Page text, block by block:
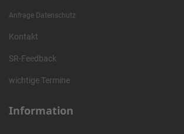
Anfrage Datenschutz
Kontakt
SR-Feedback
wichtige Termine
Information